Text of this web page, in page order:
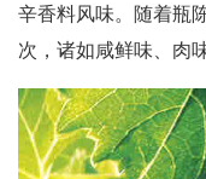
辛香料风味。随着瓶
次，诸如咸鲜味、肉